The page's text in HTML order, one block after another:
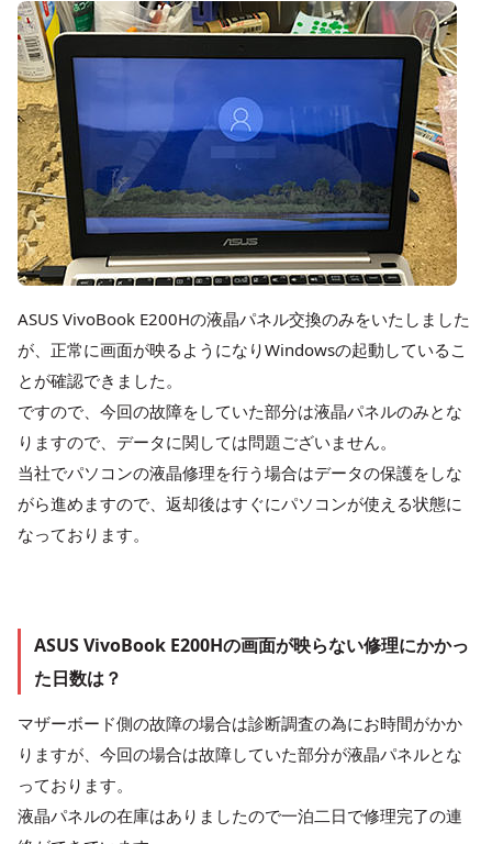
ASUS VivoBook E200Hの液晶パネル交換のみをいたしました
が、正常に画面が映るようになりWindowsの起動しているこ
とが確認できました。
ですので、今回の故障をしていた部分は液晶パネルのみとな
りますので、データに関しては問題ございません。
当社でパソコンの液晶修理を行う場合はデータの保護をしな
がら進めますので、返却後はすぐにパソコンが使える状態に
なっております。
ASUS VivoBook E200Hの画面が映らない修理にかかっ
た日数は？
マザーボード側の故障の場合は診断調査の為にお時間がかか
りますが、今回の場合は故障していた部分が液晶パネルとな
っております。
液晶パネルの在庫はありましたので一泊二日で修理完了の連